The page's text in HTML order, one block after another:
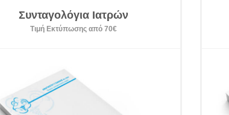
Συνταγολόγια Ιατρών
Τιμή Εκτύπωσης από 70€